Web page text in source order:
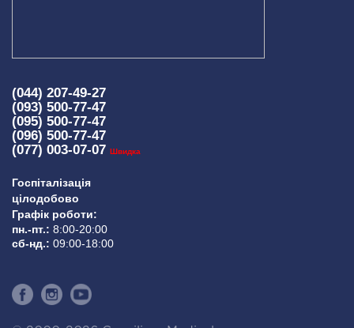
(044) 207-49-27
(093) 500-77-47
(095) 500-77-47
(096) 500-77-47
(077) 003-07-07 Швидка
Госпіталізація
цілодобово
Графік роботи:
пн.-пт.: 8:00-20:00
сб-нд.: 09:00-18:00